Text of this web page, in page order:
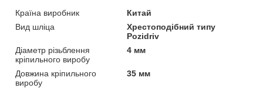
Країна виробник
Китай
Вид шліца
Хрестоподібний типу
Pozidriv
Діаметр різьблення
кріпильного виробу
4 мм
Довжина кріпильного
виробу
35 мм